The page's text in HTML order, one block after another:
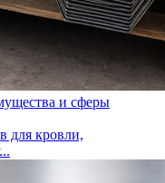
и сферы
для кровли,